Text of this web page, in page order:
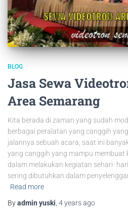
BLOG
Jasa Sewa
Area Semarang
Kita berada di zaman yang sudah
berbagai peralatan yang canggih
jalannya sebuah acara, saat ini
yang canggih yang mampu membuat
dalam melakukan kegiatan sehari-
sering dibutuhkan dalam
Read more
Byadmin yuski, 4 yearsago